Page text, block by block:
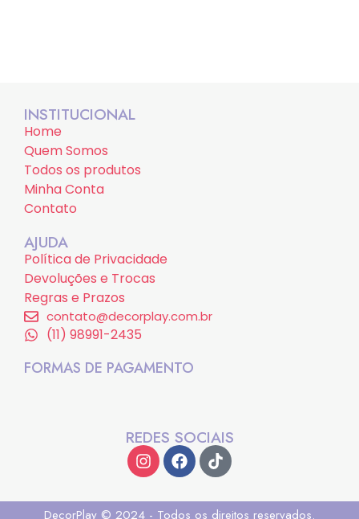
INSTITUCIONAL
Home
Quem Somos
Todos os produtos
Minha Conta
Contato
AJUDA
Política de Privacidade
Devoluções e Trocas
Regras e Prazos
contato@decorplay.com.br
(11) 98991-2435
FORMAS DE PAGAMENTO
REDES SOCIAIS
DecorPlay © 2024 - Todos os direitos reservados.